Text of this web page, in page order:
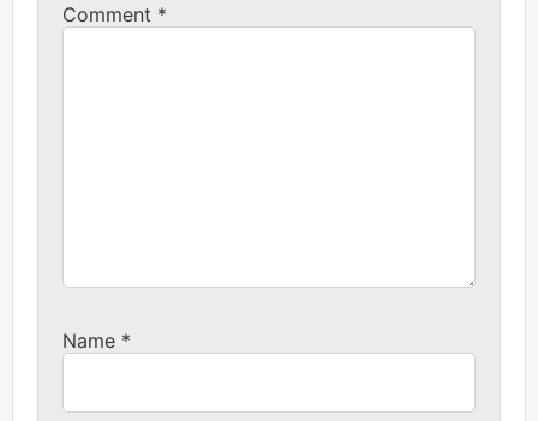
Comment *
Name *